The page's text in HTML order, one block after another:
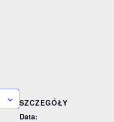
SZCZEGÓŁY
Data: